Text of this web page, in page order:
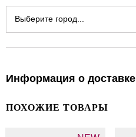
Выберите город...
Информация о доставке
ПОХОЖИЕ ТОВАРЫ